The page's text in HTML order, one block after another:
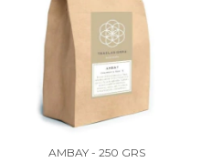
AMBAY - 250 GRS